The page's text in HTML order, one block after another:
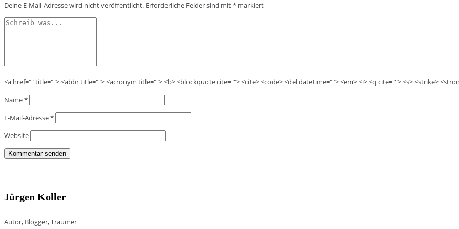
Deine E-Mail-Adresse wird nicht veröffentlicht. Erforderliche Felder sind mit* markiert
<a href="" title=""> <abbr title=""> <acronym title=""> <b> <blockquote cite=""> <cite> <code> <del datetime=""> <em> <i> <q cite=""> <s> <strike>
Name*
E-Mail-Adresse*
Website
Jürgen Koller
Autor, Blogger, Träumer